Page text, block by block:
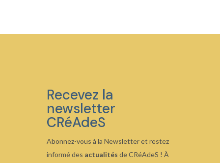
Recevez la
newsletter
CRéAdeS
Abonnez-vous à la Newsletter et restez
informé des actualités de CRéAdeS ! À